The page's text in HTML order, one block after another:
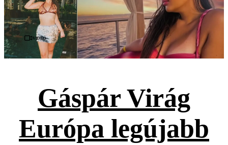
Videó
Gáspár Virág
Európa legújabb